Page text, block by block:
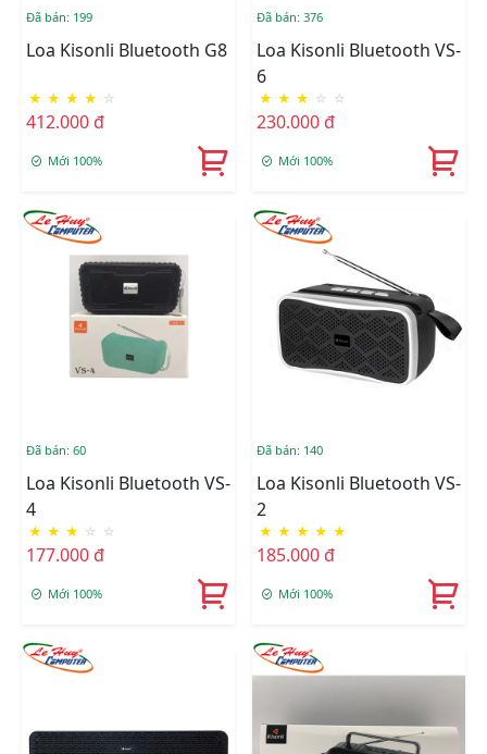
Đã bán: 199
Loa Kisonli Bluetooth G8
★ ★ ★ ★ ☆
412.000 đ
Mới 100%
Đã bán: 376
Loa Kisonli Bluetooth VS-
6
★ ★ ★ ☆ ☆
230.000 đ
Mới 100%
Đã bán: 60
Loa Kisonli Bluetooth VS-
4
★ ★ ★ ☆ ☆
177.000 đ
Mới 100%
Đã bán: 140
Loa Kisonli Bluetooth VS-
2
★ ★ ★ ★ ★
185.000 đ
Mới 100%